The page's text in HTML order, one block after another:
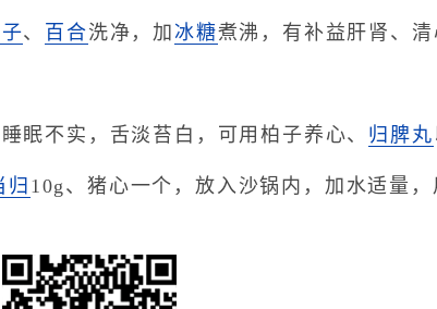
、 百合洗净，加 冰糖煮沸，有补益肝肾、清
眠不实，舌淡苔白，可用柏子养心、 归脾丸
归 10g、猪心一个，放入沙锅内，加水适量